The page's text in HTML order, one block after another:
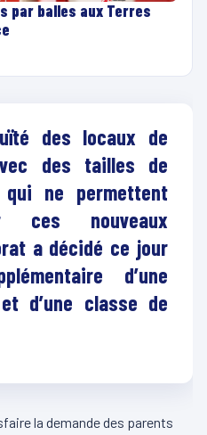
par balles aux Terres
des locaux de
des tailles de
ne permettent
ces nouveaux
a décidé ce jour
d’une
d’une classe de
la demande des parents